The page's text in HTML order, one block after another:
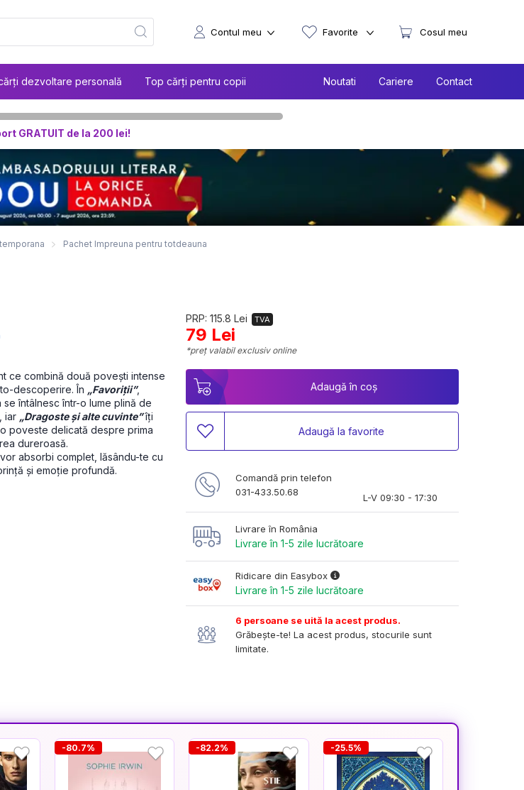
dezvoltare personală Top cărți pentru copii Noutati Cariere Contact
Contul meu Favorite Cosul meu
GRATUIT de la 200 lei!
Pachet Impreuna pentru totdeauna
PRP: 115.8 Lei TVA
79 Lei
*preț valabil exclusiv online
ce combină două povești intense
descoperire. În „Favoriții”,
se întâlnesc într-o lume plină de
iar „Dragoste și alte cuvinte” îți
poveste delicată despre prima
dureroasă.
absorbi complet, lăsându-te cu
și emoție profundă.
Adaugă în coș
Adaugă la favorite
Comandă prin telefon
031-433.50.68
L-V 09:30 - 17:30
Livrare în România
Livrare în 1-5 zile lucrătoare
Ridicare din Easybox
Livrare în 1-5 zile lucrătoare
6 persoane se uită la acest produs.
Grăbește-te! La acest produs, stocurile sunt
limitate.
-80.7% -82.2% -25.5%